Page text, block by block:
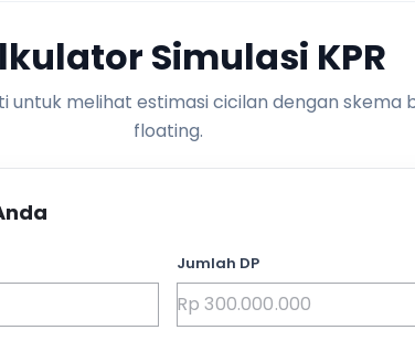
Simulasi KPR
untuk melihat estimasi cicilan dengan skema
floating.
Jumlah DP